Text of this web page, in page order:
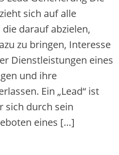
sich auf alle
darauf abzielen,
zu bringen, Interesse
Dienstleistungen eines
und ihre
Ein „Lead“ ist
sich durch sein
eines […]